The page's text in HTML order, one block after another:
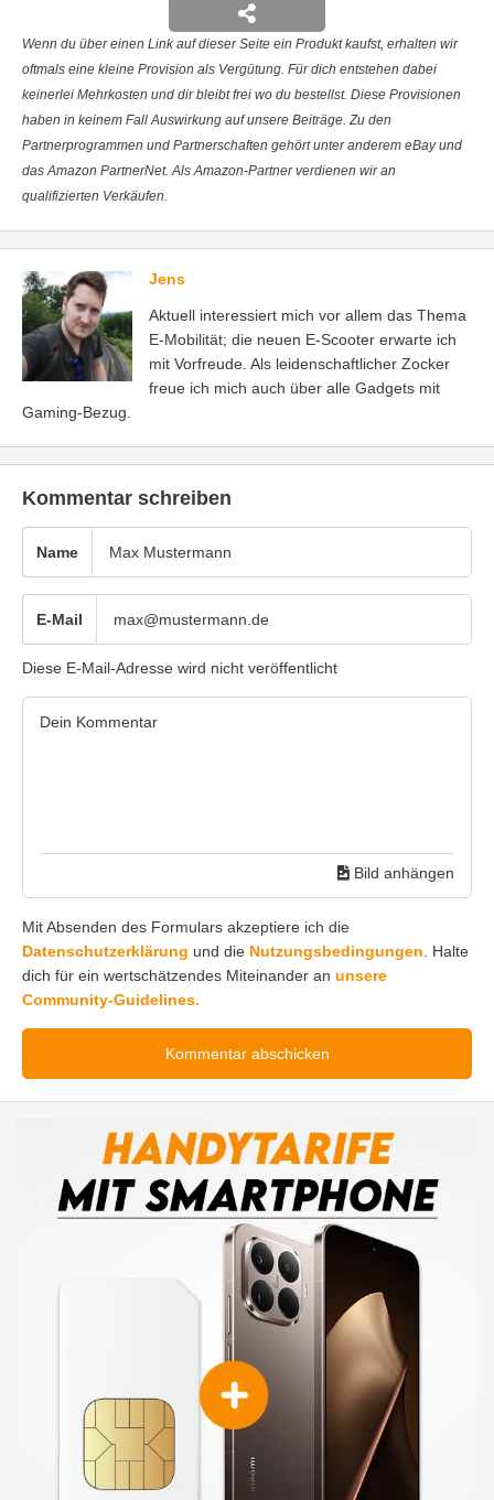
Wenn du über einen Link auf dieser Seite ein Produkt kaufst, erhalten wir
oftmals eine kleine Provision als Vergütung. Für dich entstehen dabei
keinerlei Mehrkosten und dir bleibt frei wo du bestellst. Diese Provisionen
haben in keinem Fall Auswirkung auf unsere Beiträge. Zu den
Partnerprogrammen und Partnerschaften gehört unter anderem eBay und
das Amazon PartnerNet. Als Amazon-Partner verdienen wir an
qualifizierten Verkäufen.
Jens
Aktuell interessiert mich vor allem das Thema
E-Mobilität; die neuen E-Scooter erwarte ich
mit Vorfreude. Als leidenschaftlicher Zocker
freue ich mich auch über alle Gadgets mit
Gaming-Bezug.
Kommentar schreiben
Name
E-Mail
Diese E-Mail-Adresse wird nicht veröffentlicht
Bild anhängen
Mit Absenden des Formulars akzeptiere ich die
Datenschutzerklärung und die Nutzungsbedingungen. Halte
dich für ein wertschätzendes Miteinander an unsere
Community-Guidelines.